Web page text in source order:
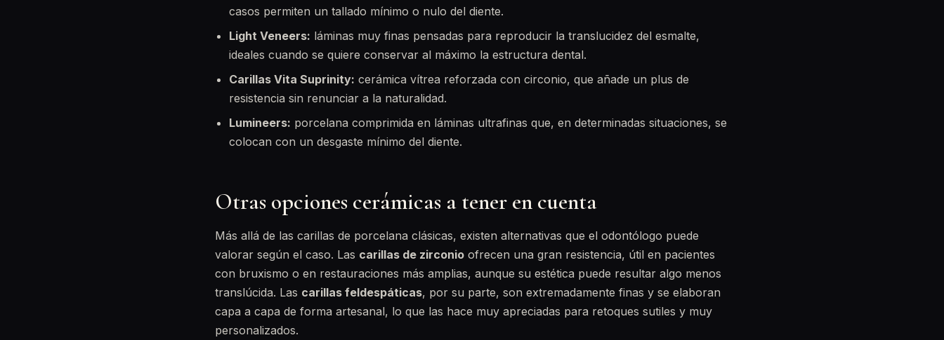
casos permiten un tallado mínimo o nulo del diente.
Light Veneers: láminas muy finas pensadas para reproducir la translucidez del esmalte,
ideales cuando se quiere conservar al máximo la estructura dental.
Carillas Vita Suprinity: cerámica vítrea reforzada con circonio, que añade un plus de
resistencia sin renunciar a la naturalidad.
Lumineers: porcelana comprimida en láminas ultrafinas que, en determinadas situaciones, se
colocan con un desgaste mínimo del diente.
Otras opciones cerámicas a tener en cuenta
Más allá de las carillas de porcelana clásicas, existen alternativas que el odontólogo puede
valorar según el caso. Las carillas de zirconio ofrecen una gran resistencia, útil en pacientes
con bruxismo o en restauraciones más amplias, aunque su estética puede resultar algo menos
translúcida. Las carillas feldespáticas, por su parte, son extremadamente finas y se elaboran
capa a capa de forma artesanal, lo que las hace muy apreciadas para retoques sutiles y muy
personalizados.